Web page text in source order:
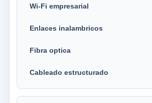
Wi-Fi empresarial
Enlaces inalambricos
Fibra optica
Cableado estructurado